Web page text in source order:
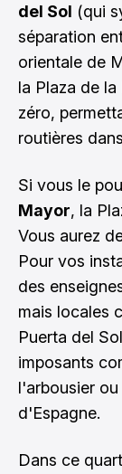
del Sol (qui
séparation
orientale de
la Plaza de
zéro,
routières
Si vous le
Mayor, la
Vous aurez
Pour vos
des
mais locales
Puerta del
imposants
l'arbousier
d'Espagne.
Dans ce